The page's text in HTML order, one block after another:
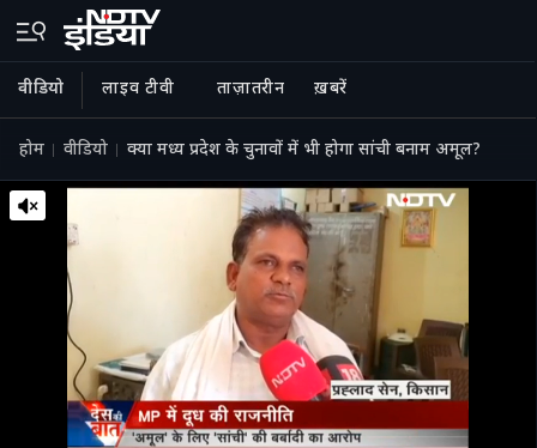
वीडियो लाइव टीवी ताज़ातरीन ख़बरें
होम वीडियो क्या मध्य प्रदेश के चुनावों में भी होगा सांची बनाम अमूल?